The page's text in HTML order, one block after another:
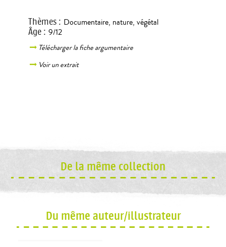
Thèmes: Documentaire, nature, végétal
Âge: 9/12
Télécharger la fiche argumentaire
Voir un extrait
De la même collection
Du même auteur/illustrateur